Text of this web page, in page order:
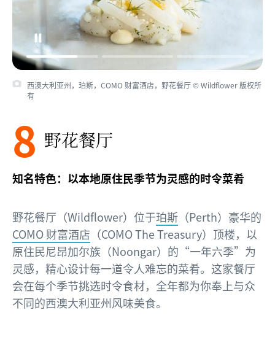
西澳大利亚州，珀斯，COMO 财富酒店，野花餐厅 © Wildflower 版权所
有
8 野花餐厅
知名特色：以本地原住民季节为灵感的时令菜肴
野花餐厅（Wildflower）位于珀斯 （Perth）豪华的
COMO 财富酒店 （COMO The Treasury）顶楼，以
原住民尼昂加尔族（Noongar）的“一年六季”为
灵感，精心设计每一道令人难忘的菜肴。这家餐厅
会在每个季节挑选时令食材，全年都为你奉上与众
不同的西澳大利亚州风味美食。